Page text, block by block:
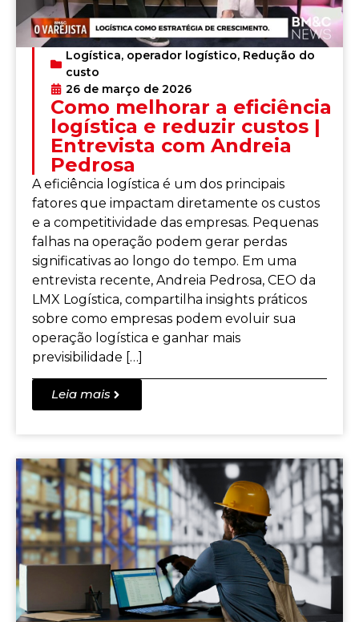
Logística, operador logístico, Redução do
custo
26 de março de 2026
Como melhorar a eficiência
logística e reduzir custos |
Entrevista com Andreia
Pedrosa
A eficiência logística é um dos principais
fatores que impactam diretamente os custos
e a competitividade das empresas. Pequenas
falhas na operação podem gerar perdas
significativas ao longo do tempo. Em uma
entrevista recente, Andreia Pedrosa, CEO da
LMX Logística, compartilha insights práticos
sobre como empresas podem evoluir sua
operação logística e ganhar mais
previsibilidade […]
Leia mais